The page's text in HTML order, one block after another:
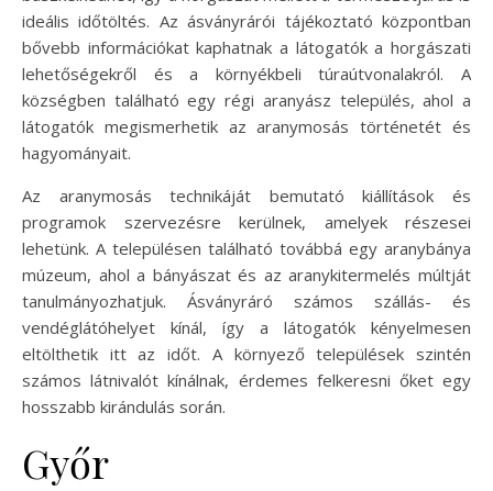
ideális időtöltés. Az ásványrárói tájékoztató központban
bővebb információkat kaphatnak a látogatók a horgászati
lehetőségekről és a környékbeli túraútvonalakról. A
községben található egy régi aranyász település, ahol a
látogatók megismerhetik az aranymosás történetét és
hagyományait.
Az aranymosás technikáját bemutató kiállítások és
programok szervezésre kerülnek, amelyek részesei
lehetünk. A településen található továbbá egy aranybánya
múzeum, ahol a bányászat és az aranykitermelés múltját
tanulmányozhatjuk. Ásványráró számos szállás- és
vendéglátóhelyet kínál, így a látogatók kényelmesen
eltölthetik itt az időt. A környező települések szintén
számos látnivalót kínálnak, érdemes felkeresni őket egy
hosszabb kirándulás során.
Győr